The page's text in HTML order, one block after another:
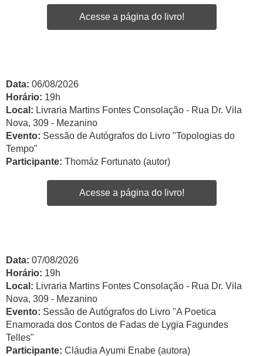
Acesse a página do livro!
Data: 06/08/2026
Horário: 19h
Local: Livraria Martins Fontes Consolação - Rua Dr. Vila
Nova, 309 - Mezanino
Evento: Sessão de Autógrafos do Livro "Topologias do
Tempo"
Participante: Thomáz Fortunato (autor)
Acesse a página do livro!
Data: 07/08/2026
Horário: 19h
Local: Livraria Martins Fontes Consolação - Rua Dr. Vila
Nova, 309 - Mezanino
Evento: Sessão de Autógrafos do Livro "A Poetica
Enamorada dos Contos de Fadas de Lygia Fagundes
Telles"
Participante: Cláudia Ayumi Enabe (autora)